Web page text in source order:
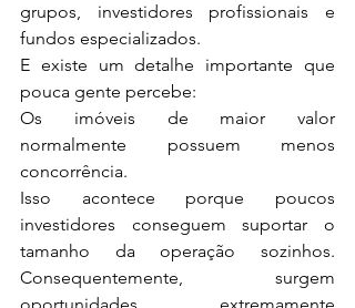
grupos, investidores profissionais e
fundos especializados.
E existe um detalhe importante que
pouca gente percebe:
Os imóveis de maior valor
normalmente possuem menos
concorrência.
Isso acontece porque poucos
investidores conseguem suportar o
tamanho da operação sozinhos.
Consequentemente, surgem